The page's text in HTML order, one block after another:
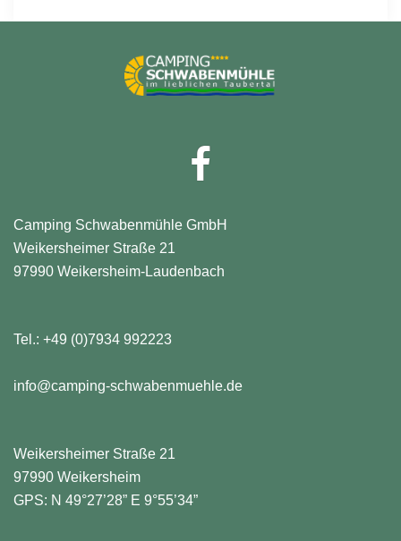
Camping Schwabenmühle GmbH
Weikersheimer Straße 21
97990 Weikersheim-Laudenbach
Tel.: +49 (0)7934 992223
info@camping-schwabenmuehle.de
Weikersheimer Straße 21
97990 Weikersheim
GPS: N 49°27’28” E 9°55’34”